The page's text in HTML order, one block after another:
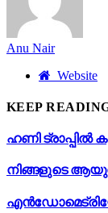
Anu Nair
Website
KEEP
ഹണി ട്രാപ്പിൽ
നിങ്ങളുടെ